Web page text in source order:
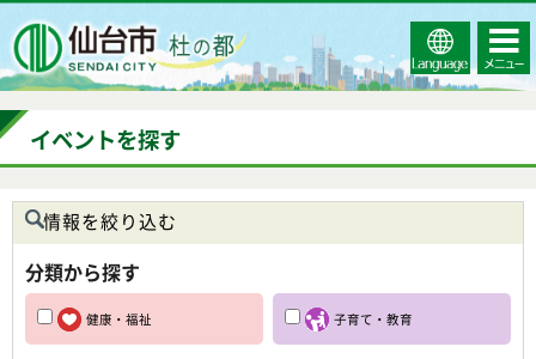
Select
Language
コンテ
ンツメ
ニュー
イベントを探す
情報を絞り込む
分類から探す
健康・福祉 子育て・教育